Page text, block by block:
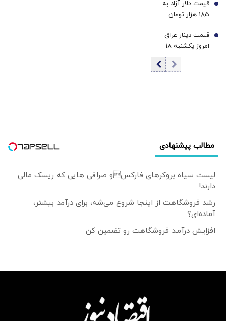
کاهش قیمت دلار و
یورو
قیمت دلار آزاد به
185 هزار تومان
رسید
6
قیمت دینار عراق
امروز یکشنبه ۱۸
مرداد 1405/ افزایش
قیمت دینار
7
مطالب پیشنهادی
لیست سیاه بروکرهای فارکسو صرافی هایی که ریسک مالی
دارند!
رشد فروشگاهت از اینجا شروع می‌شه، برای درآمد بیشتر،
آماده‌ای؟
افزایش درآمـد فروشگاهت رو تضمین کن